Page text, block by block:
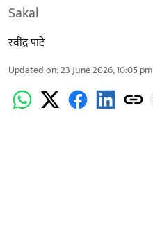
Sakal
रवींद्र पाटे
Updated on:23 June 2026, 10:05 pm